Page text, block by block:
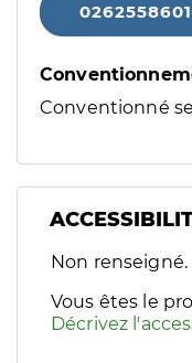
0262558601
Conventionné
Filtres
Sélectionnez un
Non renseigné.
Vous êtes le
Décrivez